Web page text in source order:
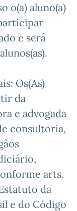
o(a) aluno(a)
e será
Os(As)
da
e advogada
consultoria,
arts.
da
e do Código